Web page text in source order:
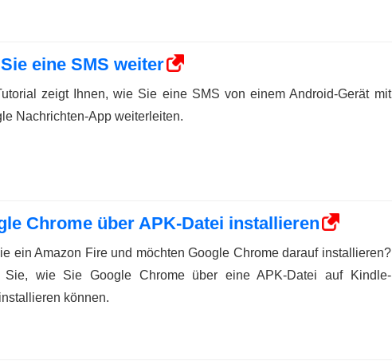
eine SMS weiter
zeigt Ihnen, wie Sie eine SMS von einem Android-Gerät mit
Nachrichten-App weiterleiten.
Chrome über APK-Datei installieren
ein Amazon Fire und möchten Google Chrome darauf installieren?
Sie, wie Sie Google Chrome über eine APK-Datei auf Kindle-
können.